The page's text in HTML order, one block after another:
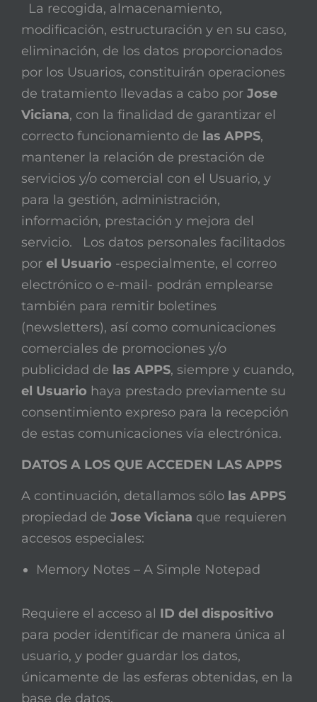
La recogida, almacenamiento,
modificación, estructuración y en su caso,
eliminación, de los datos proporcionados
por los Usuarios, constituirán operaciones
de tratamiento llevadas a cabo por Jose
Viciana, con la finalidad de garantizar el
correcto funcionamiento de las APPS,
mantener la relación de prestación de
servicios y/o comercial con el Usuario, y
para la gestión, administración,
información, prestación y mejora del
servicio. Los datos personales facilitados
por el Usuario -especialmente, el correo
electrónico o e-mail- podrán emplearse
también para remitir boletines
(newsletters), así como comunicaciones
comerciales de promociones y/o
publicidad de las APPS, siempre y cuando,
el Usuario haya prestado previamente su
consentimiento expreso para la recepción
de estas comunicaciones vía electrónica.
DATOS A LOS QUE ACCEDEN LAS APPS
A continuación, detallamos sólo las APPS
propiedad de Jose Viciana que requieren
accesos especiales:
Memory Notes – A Simple Notepad
Requiere el acceso al ID del dispositivo
para poder identificar de manera única al
usuario, y poder guardar los datos,
únicamente de las esferas obtenidas, en la
base de datos.